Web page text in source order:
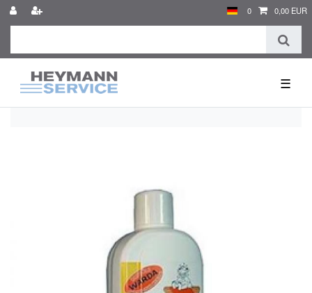
0 0,00 EUR
☰